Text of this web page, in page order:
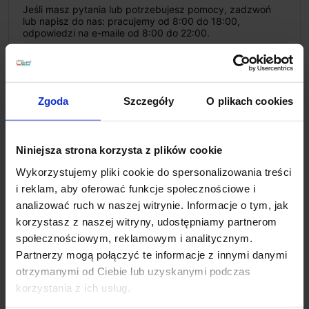
Zgoda Szczegóły O plikach cookies
Niniejsza strona korzysta z plików cookie
Wykorzystujemy pliki cookie do spersonalizowania treści
i reklam, aby oferować funkcje społecznościowe i
analizować ruch w naszej witrynie. Informacje o tym, jak
korzystasz z naszej witryny, udostępniamy partnerom
społecznościowym, reklamowym i analitycznym.
Partnerzy mogą połączyć te informacje z innymi danymi
otrzymanymi od Ciebie lub uzyskanymi podczas
korzystania z ich usług.
Jeśli masz pytania lub potrzebujesz pomocy, zadzwoń
lub napisz do nas: pracujemy od 8:00 do 18:00,
odpowiedzi na e-maile od 8:00 do 22:00.
email
Metody płatności
Koszt dostawy
Zapytaj o produkt
Opis